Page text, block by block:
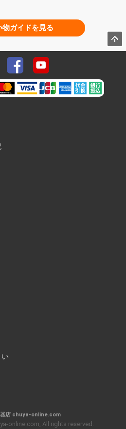
物ガイドを見る
器店 chuya-online.com
online.com, All rights reserved.